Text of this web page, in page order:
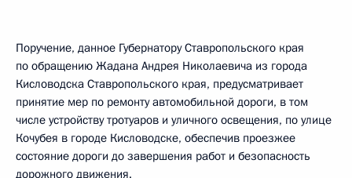
Поручение, данное Губернатору Ставропольского края
по обращению Жадана Андрея Николаевича из города
Кисловодска Ставропольского края, предусматривает
принятие мер по ремонту автомобильной дороги, в том
числе устройству тротуаров и уличного освещения, по улице
Кочубея в городе Кисловодске, обеспечив проезжее
состояние дороги до завершения работ и безопасность
дорожного движения.